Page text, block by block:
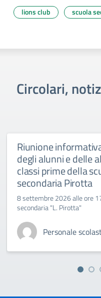
lions club scuola
Circolari,
Riunione
degli alunni e delle
classi prime della
secondaria Pirotta
8 settembre 2026 alle ore
secondaria "L. Pirotta"
Personale